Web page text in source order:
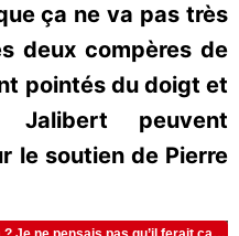
ça ne va pas très
deux compères de
pointés du doigt et
peuvent
le soutien de Pierre